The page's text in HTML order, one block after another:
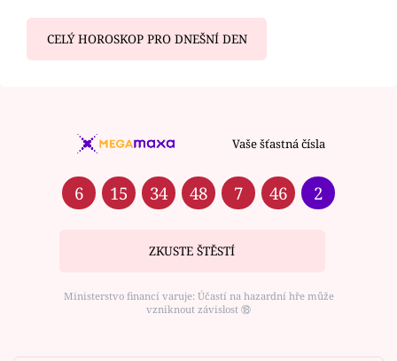
CELÝ HOROSKOP PRO DNEŠNÍ DEN
Vaše šťastná čísla
6 15 34 48 7 46 2
ZKUSTE ŠTĚSTÍ
Ministerstvo financí varuje: Účastí na hazardní hře může
vzniknout závislost ⑱